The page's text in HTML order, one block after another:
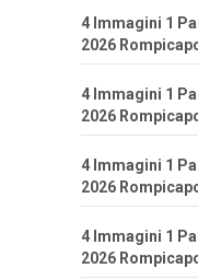
4 Immagini 1
2026
4 Immagini 1
2026
4 Immagini 1
2026
4 Immagini 1
2026